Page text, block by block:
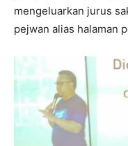
mengeluarkan jurus
pejwan alias halaman